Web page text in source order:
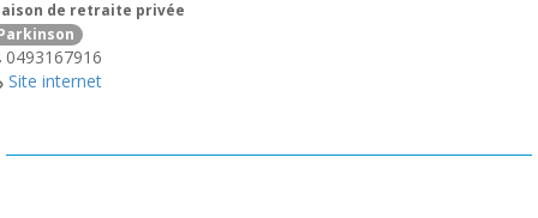
de retraite privée
0493167916
Site internet